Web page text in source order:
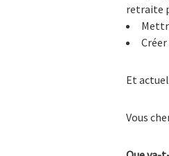
retraite
Et
Vous